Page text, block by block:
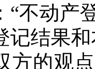
“不动产
记结果
方的观